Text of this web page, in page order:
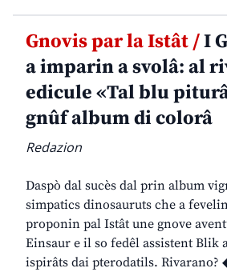
Gnovis par la Istât /I
a imparin a svolâ: al
edicule «Tal blu
gnûf album di colorâ
Redazion
Daspò dal sucès dal prin album
simpatics dinosauruts che a
proponin pal Istât une gnove
Einsaur e il so fedêl assistent Blik
ispirâts dai pterodatils. Rivarano?